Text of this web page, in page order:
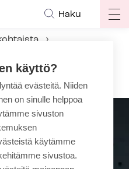
Haku
käyttö?
evästeitä. Niiden
on sinulle helppoa
sivuston
käytämme
sivustoa.